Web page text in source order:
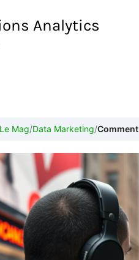
Analytics
Le Mag/Data Marketing/